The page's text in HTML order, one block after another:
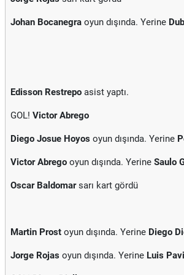
Johan Bocanegra oyun dışında. Yerine
Edisson Restrepo asist yaptı.
GOL! Victor Abrego
Diego Josue Hoyos oyun dışında. Yerine
Victor Abrego oyun dışında. Yerine Saulo
Oscar Baldomarsarı kart gördü
Martin Prost oyun dışında. Yerine Diego
Jorge Rojas oyun dışında. Yerine Luis